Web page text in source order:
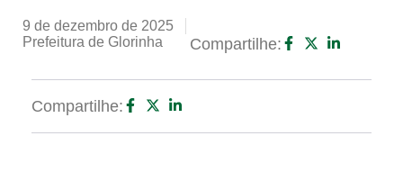
9 de dezembro de 2025
Prefeitura de Glorinha
Compartilhe:
Compartilhe: